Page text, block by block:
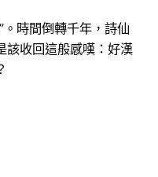
時間倒轉千年，詩仙
該收回這般感嘆：好漢